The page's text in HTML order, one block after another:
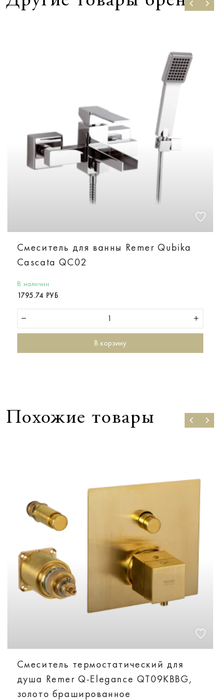
Смеситель для ванны Remer Qubika
Cascata QC02
В наличии
1795.74 РУБ
В корзину
Похожие товары
Смеситель термостатический для
душа Remer Q-Elegance QT09KBBG,
золото брашированное